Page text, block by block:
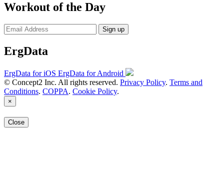
Workout of the Day
Sign up
ErgData
ErgData for iOS ErgData for Android
© Concept2 Inc. All rights reserved. Privacy Policy. Terms and
Conditions. COPPA. Cookie Policy.
×
Close